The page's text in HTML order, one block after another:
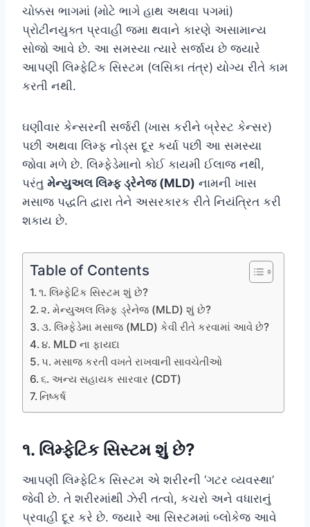
ચોક્કસ ભાગમાં (મોટે ભાગે હાથ અથવા પગમાં)
પ્રોટીનયુક્ત પ્રવાહી જમા થવાને કારણે અસામાન્ય
સોજો આવે છે. આ સમસ્યા ત્યારે સર્જાય છે જ્યારે
આપણી લિમ્ફેટિક સિસ્ટમ (લસિકા તંત્ર) યોગ્ય રીતે કામ
કરતી નથી.
ઘણીવાર કેન્સરની સર્જરી (ખાસ કરીને બ્રેસ્ટ કેન્સર)
પછી અથવા લિમ્ફ નોડ્સ દૂર કર્યા પછી આ સમસ્યા
જોવા મળે છે. લિમ્ફેડેમાનો કોઈ કાયમી ઈલાજ નથી,
પરંતુ મેન્યુઅલ લિમ્ફ ડ્રેનેજ (MLD) નામની ખાસ
મસાજ પદ્ધતિ દ્વારા તેને અસરકારક રીતે નિયંત્રિત કરી
શકાય છે.
Table of Contents
૧. લિમ્ફેટિક સિસ્ટમ શું છે?
૨. મેન્યુઅલ લિમ્ફ ડ્રેનેજ (MLD) શું છે?
૩. લિમ્ફેડેમા મસાજ (MLD) કેવી રીતે કરવામાં આવે છે?
૪. MLD ના ફાયદા
૫. મસાજ કરતી વખતે રાખવાની સાવચેતીઓ
૬. અન્ય સહાયક સારવાર (CDT)
નિષ્કર્ષ
૧. લિમ્ફેટિક સિસ્ટમ શું છે?
આપણી લિમ્ફેટિક સિસ્ટમ એ શરીરની ‘ગટર વ્યવસ્થા’
જેવી છે. તે શરીરમાંથી ઝેરી તત્વો, કચરો અને વધારાનું
પ્રવાહી દૂર કરે છે. જ્યારે આ સિસ્ટમમાં બ્લોકેજ આવે